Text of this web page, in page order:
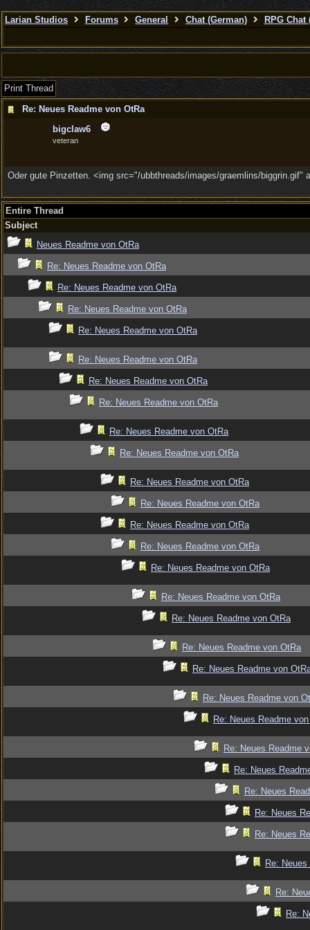
Larian Studios Forums General Chat (German) RPG Chat
Print Thread
Re: Neues Readme von OtRa
bigclaw6
veteran
Oder gute Pinzetten. <img src="/ubbthreads/images/graemlins/
Entire Thread
Subject
Neues Readme von OtRa
Re: Neues Readme von OtRa
Re: Neues Readme von OtRa
Re: Neues Readme von OtRa
Re: Neues Readme von OtRa
Re: Neues Readme von OtRa
Re: Neues Readme von OtRa
Re: Neues Readme von OtRa
Re: Neues Readme von OtRa
Re: Neues Readme von OtRa
Re: Neues Readme von OtRa
Re: Neues Readme von OtRa
Re: Neues Readme von OtRa
Re: Neues Readme von OtRa
Re: Neues Readme von OtRa
Re: Neues Readme von OtRa
Re: Neues Readme von OtRa
Re: Neues Readme von OtRa
Re: Neues Readme von
Re: Neues Readme von
Re: Neues Readme
Re: Neues Readme
Re: Neues
Re: Neues
Re: Neues
Re: Neues
Re:
Re:
Re: